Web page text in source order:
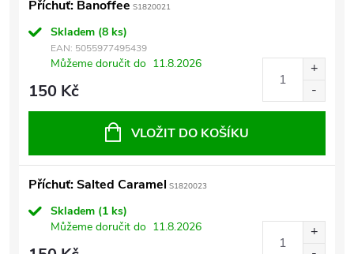
Příchuť: Banoffee S1820021
Skladem (8 ks)
EAN: 5055977495439
Můžeme doručit do 11.8.2026
150 Kč
VLOŽIT DO KOŠÍKU
Příchuť: Salted Caramel S1820023
Skladem (1 ks)
Můžeme doručit do 11.8.2026